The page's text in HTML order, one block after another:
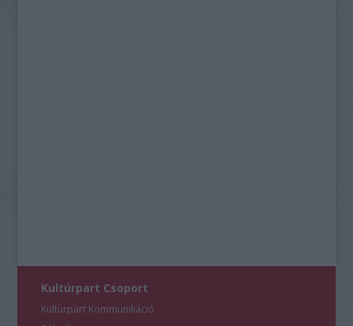
Kultúrpart Csoport
Kultúrpart Kommunikáció